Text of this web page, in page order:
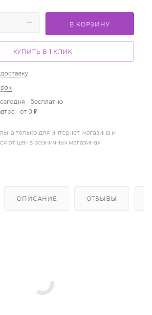
В КОРЗИНУ
КУПИТЬ В 1 КЛИК
- бесплатно
- от 0 ₽
только для интернет-магазина и
от цен в розничных магазинах
ОПИСАНИЕ ОТЗЫВЫ